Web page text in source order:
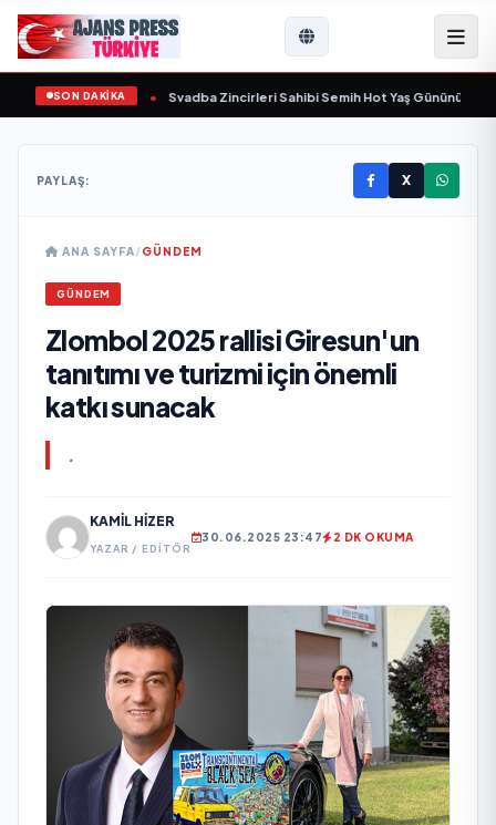
SON DAKİKA
yaşamını yitirdi Svadba Zincirleri Sahibi Semih Hot Yaş Gününü Sanat
PAYLAŞ: X
ANA SAYFA/GÜNDEM
GÜNDEM
Zlombol 2025 rallisi Giresun'un
tanıtımı ve turizmi için önemli
katkı sunacak
.
KAMIL HIZER
YAZAR / EDITÖR
30.06.2025 23:47 2 DK OKUMA